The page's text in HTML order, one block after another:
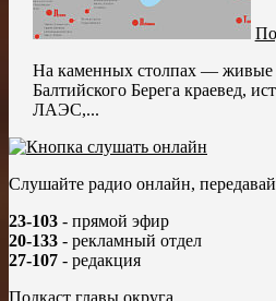
На каменных столпах — живые
Балтийского Берега краевед,
ЛАЭС,...
Слушайте радио онлайн,
23-103 - прямой эфир
20-133 - рекламный отдел
27-107 - редакция
Подкаст главы округа